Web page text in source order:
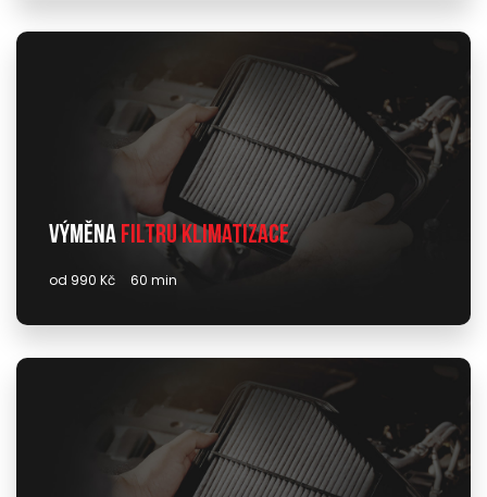
Výměna filtru klimatizace
od 990 Kč 60 min